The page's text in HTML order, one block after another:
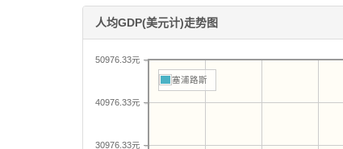
人均GDP(美元计)走势图
30976.33元
40976.33元
50976.33元
塞浦路斯